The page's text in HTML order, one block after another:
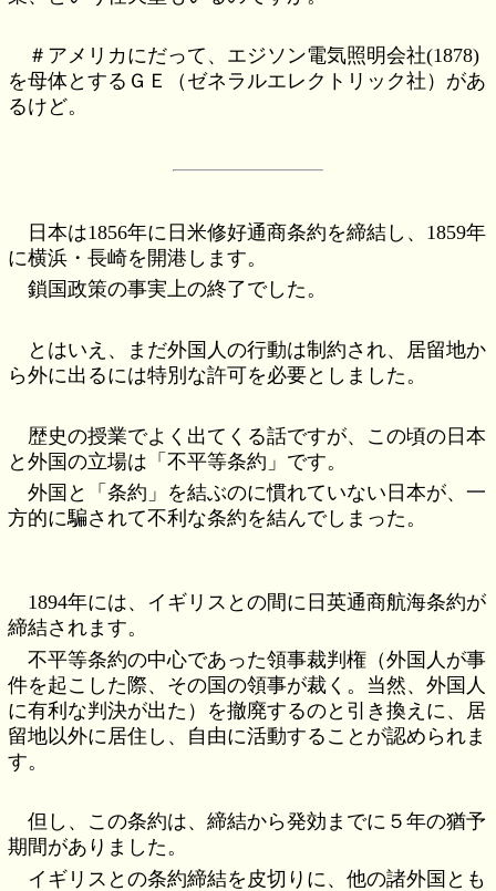
＃アメリカにだって、エジソン電気照明会社(1878)
を母体とするＧＥ（ゼネラルエレクトリック社）があ
るけど。
日本は1856年に日米修好通商条約を締結し、1859年
に横浜・長崎を開港します。
鎖国政策の事実上の終了でした。
とはいえ、まだ外国人の行動は制約され、居留地か
ら外に出るには特別な許可を必要としました。
歴史の授業でよく出てくる話ですが、この頃の日本
と外国の立場は「不平等条約」です。
外国と「条約」を結ぶのに慣れていない日本が、一
方的に騙されて不利な条約を結んでしまった。
1894年には、イギリスとの間に日英通商航海条約が
締結されます。
不平等条約の中心であった領事裁判権（外国人が事
件を起こした際、その国の領事が裁く。当然、外国人
に有利な判決が出た）を撤廃するのと引き換えに、居
留地以外に居住し、自由に活動することが認められま
す。
但し、この条約は、締結から発効までに５年の猶予
期間がありました。
イギリスとの条約締結を皮切りに、他の諸外国とも